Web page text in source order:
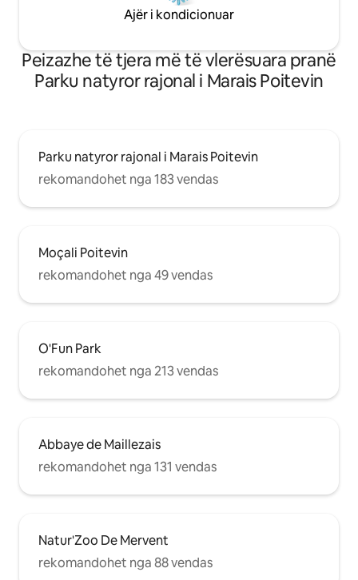
Ajër i kondicionuar
Peizazhe të tjera më të vlerësuara pranë
Parku natyror rajonal i Marais Poitevin
Parku natyror rajonal i Marais Poitevin
rekomandohet nga 183 vendas
Moçali Poitevin
rekomandohet nga 49 vendas
O'Fun Park
rekomandohet nga 213 vendas
Abbaye de Maillezais
rekomandohet nga 131 vendas
Natur'Zoo De Mervent
rekomandohet nga 88 vendas